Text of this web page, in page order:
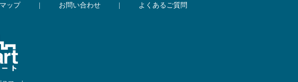
ップ お問い合わせ よくあるご質問